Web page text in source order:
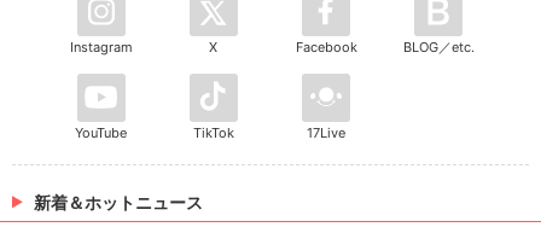
Instagram X Facebook BLOG／etc.
YouTube TikTok 17Live
新着＆ホットニュース